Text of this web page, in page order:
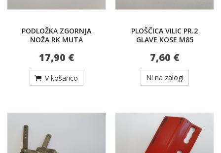
PODLOŽKA ZGORNJA
NOŽA RK MUTA
17,90 €
V košarico
PLOŠČICA VILIC PR.2
GLAVE KOSE M85
7,60 €
Ni na zalogi